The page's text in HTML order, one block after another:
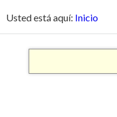
Usted está aquí: Inicio